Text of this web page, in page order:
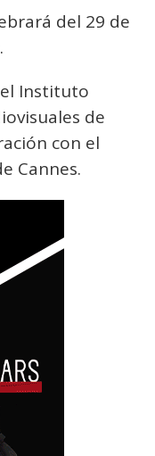
del 29 de
Instituto
de
con el
Cannes.